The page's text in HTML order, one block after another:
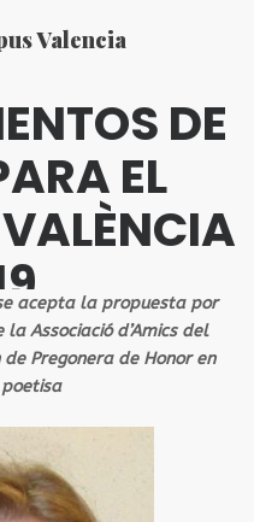
Valencia
DE
EL
acepta la propuesta por
Associació d’Amics del
Pregonera de Honor en